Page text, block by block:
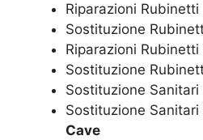
Riparazioni
Sostituzione
Riparazioni Rubinetti
Sostituzione
Sostituzione Sanitari
Sostituzione Sanitari
Cave